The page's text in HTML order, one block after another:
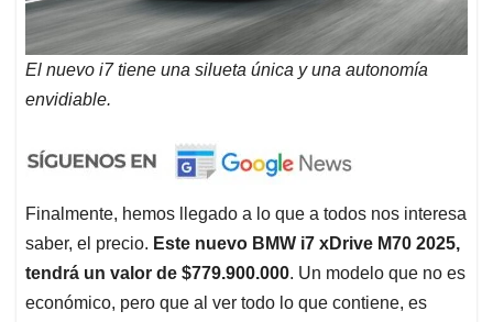
El nuevo i7 tiene una silueta única y una autonomía
envidiable.
Finalmente, hemos llegado a lo que a todos nos interesa
saber, el precio. Este nuevo BMW i7 xDrive M70 2025,
tendrá un valor de $779.900.000. Un modelo que no es
económico, pero que al ver todo lo que contiene, es